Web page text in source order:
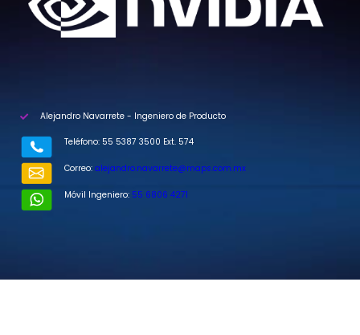
Alejandro Navarrete - Ingeniero de Producto
Teléfono: 55 5387 3500 Ext. 574
Correo: alejandro.navarrete@maps.com.mx
Móvil Ingeniero: 55 6806 4271